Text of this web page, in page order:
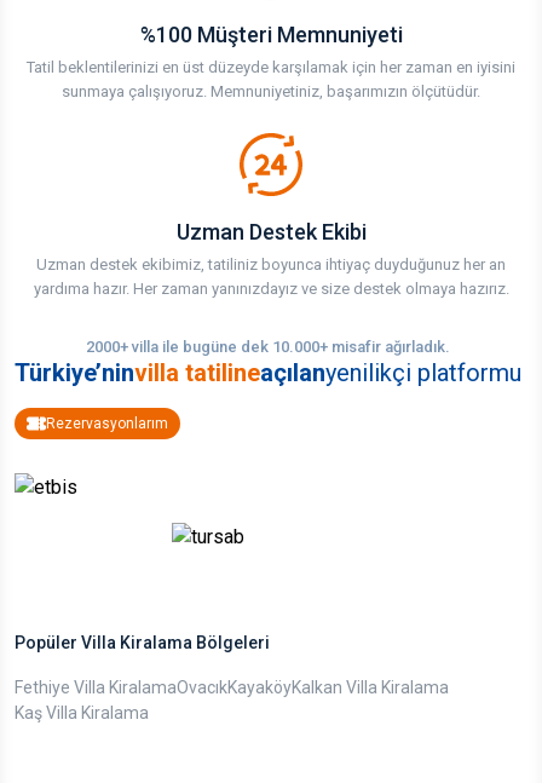
%100 Müşteri Memnuniyeti
Tatil beklentilerinizi en üst düzeyde karşılamak için her zaman en iyisini
sunmaya çalışıyoruz. Memnuniyetiniz, başarımızın ölçütüdür.
Uzman Destek Ekibi
Uzman destek ekibimiz, tatiliniz boyunca ihtiyaç duyduğunuz her an
yardıma hazır. Her zaman yanınızdayız ve size destek olmaya hazırız.
2000+ villa ile bugüne dek 10.000+ misafir ağırladık.
Türkiye’ninvilla tatilineaçılanyenilikçi platformu
Rezervasyonlarım
Popüler Villa Kiralama Bölgeleri
Fethiye Villa KiralamaOvacıkKayaköyKalkan Villa Kiralama
Kaş Villa Kiralama